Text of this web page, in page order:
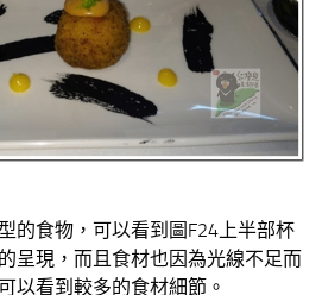
的食物，可以看到圖F24上半部杯
呈現，而且食材也因為光線不足而
以看到較多的食材細節。